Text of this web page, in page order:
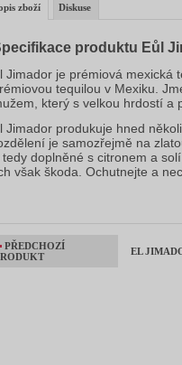
zboží Diskuse
produktu Eůl
Jimador je prémiová mexická
tequilou v Mexiku.
který s velkou hrdostí a
Jimador produkuje hned
je samozřejmě na
tedy doplněné s citronem a
však škoda. Ochutnejte a
PŘEDCHOZÍ
EL